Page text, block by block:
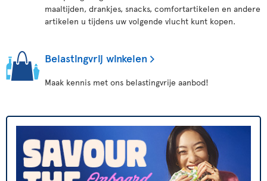
maaltijden, drankjes, snacks, comfortartikelen en andere
artikelen u tijdens uw volgende vlucht kunt kopen.
Belastingvrij winkelen
Maak kennis met ons belastingvrije aanbod!